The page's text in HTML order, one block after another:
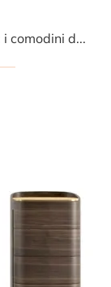
Una ricca gamma di cassettiere Lago: i comodini design in vetro, come Air 0685 Comò, sono tra le proposte più belle.